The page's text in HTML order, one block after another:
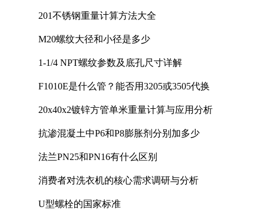
201不锈钢重量计算方法大全
M20螺纹大径和小径是多少
1-1/4 NPT螺纹参数及底孔尺寸详解
F1010E是什么管？能否用3205或3505代换
20x40x2镀锌方管单米重量计算与应用分析
抗渗混凝土中P6和P8膨胀剂分别加多少
法兰PN25和PN16有什么区别
消费者对洗衣机的核心需求调研与分析
U型螺栓的国家标准